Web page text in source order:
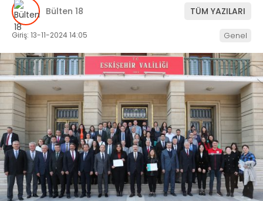
Bülten 18 TÜM YAZILARI
Giriş: 13-11-2024 14:05 Genel